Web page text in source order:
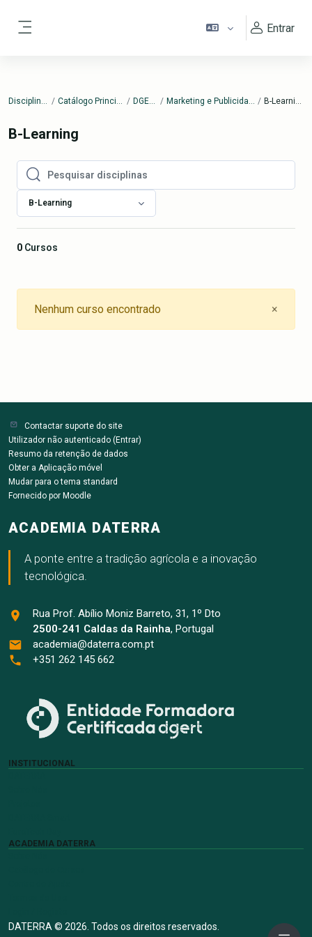
Entrar
Disciplinas Catálogo Principal DGERT Marketing e Publicidade B-Learning
B-Learning
Pesquisar disciplinas
Pesquisar disciplinas
B-Learning
0 Cursos
×
Nenhum curso encontrado
Contactar suporte do site
Utilizador não autenticado (Entrar)
Resumo da retenção de dados
Obter a Aplicação móvel
Mudar para o tema standard
Fornecido por Moodle
ACADEMIA DATERRA
A ponte entre a tradição agrícola e a inovação
tecnológica.
Rua Prof. Abílio Moniz Barreto, 31, 1º Dto
2500-241 Caldas da Rainha, Portugal
academia@daterra.com.pt
+351 262 145 662
INSTITUCIONAL
ACADEMIA DATERRA
DATERRA © 2026. Todos os direitos reservados.